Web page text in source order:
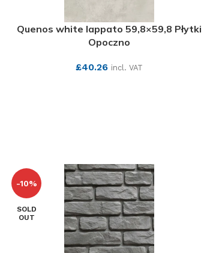
Quenos white lappato 59,8×59,8 Płytki
Opoczno
£40.26 incl. VAT
-10%
SOLD
OUT